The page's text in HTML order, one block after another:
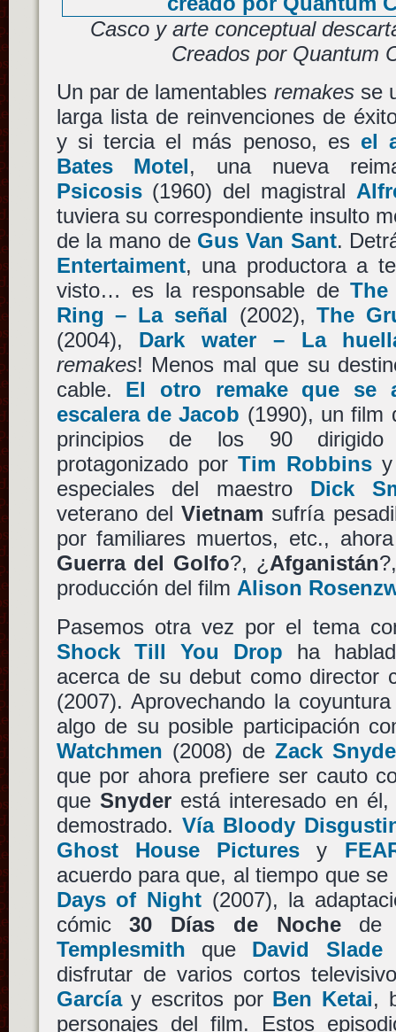
Casco y arte conceptual
Creados por Quantum
Un par de lamentables remakesse
larga lista de reinvenciones de
y si tercia el más penoso, es el
Bates Motel, una nueva
Psicosis(1960) del magistral
tuviera su correspondiente insulto
de la mano de Gus Van Sant.
Entertaiment, una productora a
visto… es la responsable deThe
Ring – La señal (2002),The
(2004), Dark water – La
remakes! Menos mal que su
cable. El otro remake que se
escalera de Jacob (1990), un film
principios de los 90
protagonizado porTim Robbinsy
especiales del maestro Dick
veterano delVietnam sufría
por familiares muertos, etc.,
Guerra del Golfo?, ¿ Afganistán
producción del film Alison
Pasemos otra vez por el tema
Shock Till You Drop ha
acerca de su debut como director
(2007). Aprovechando la
algo de su posible participación
Watchmen (2008) de Zack
que por ahora prefiere ser cauto
que Snyderestá interesado en
demostrado. Vía Bloody
Ghost House Pictures y
acuerdo para que, al tiempo que
Days of Night(2007), la
cómic30 Días de Noche
Templesmith que David Slade
disfrutar de varios cortos
Garcíay escritos por Ben Ketai,
personajes del film. Estos